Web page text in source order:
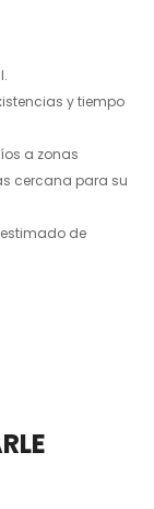
y tiempo
a zonas
cercana para su
de